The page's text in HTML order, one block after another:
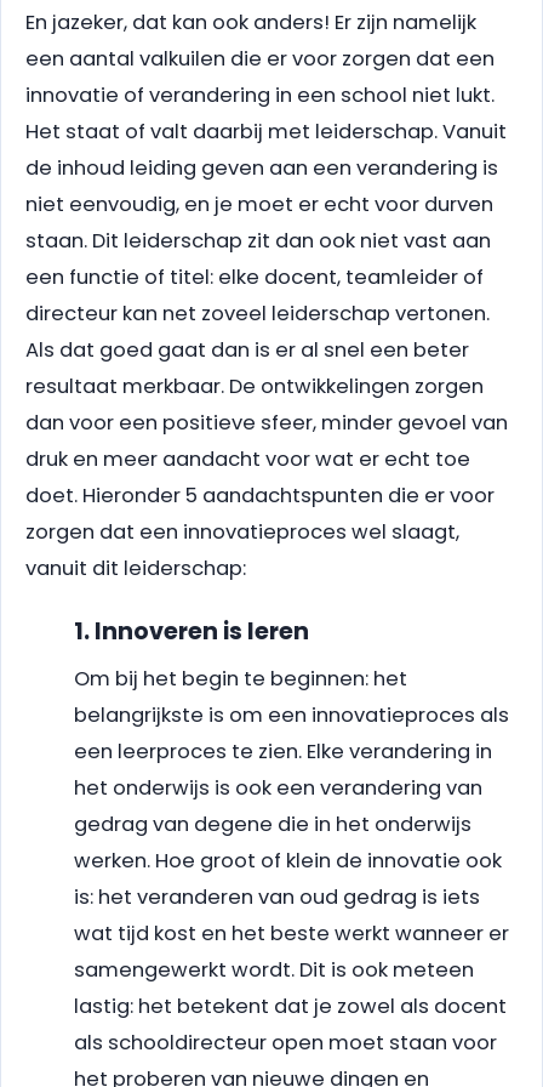
En jazeker, dat kan ook anders! Er zijn namelijk
een aantal valkuilen die er voor zorgen dat een
innovatie of verandering in een school niet lukt.
Het staat of valt daarbij met leiderschap. Vanuit
de inhoud leiding geven aan een verandering is
niet eenvoudig, en je moet er echt voor durven
staan. Dit leiderschap zit dan ook niet vast aan
een functie of titel: elke docent, teamleider of
directeur kan net zoveel leiderschap vertonen.
Als dat goed gaat dan is er al snel een beter
resultaat merkbaar. De ontwikkelingen zorgen
dan voor een positieve sfeer, minder gevoel van
druk en meer aandacht voor wat er echt toe
doet. Hieronder 5 aandachtspunten die er voor
zorgen dat een innovatieproces wel slaagt,
vanuit dit leiderschap:
1. Innoveren is leren
Om bij het begin te beginnen: het
belangrijkste is om een innovatieproces als
een leerproces te zien. Elke verandering in
het onderwijs is ook een verandering van
gedrag van degene die in het onderwijs
werken. Hoe groot of klein de innovatie ook
is: het veranderen van oud gedrag is iets
wat tijd kost en het beste werkt wanneer er
samengewerkt wordt. Dit is ook meteen
lastig: het betekent dat je zowel als docent
als schooldirecteur open moet staan voor
het proberen van nieuwe dingen en